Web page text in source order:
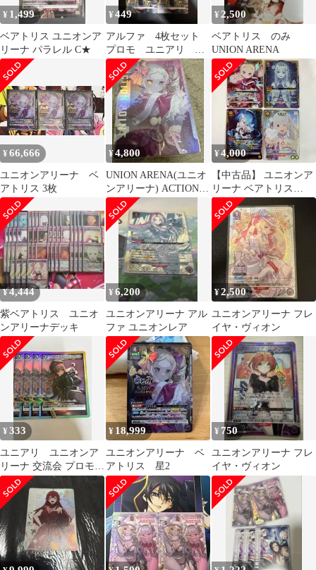
¥ 1,499
ベアトリス ユニオンア
リーナ パラレル C★
¥449
アルファ 4枚セット
プロモ ユニアリ ユ
ニオンアリーナ
¥ 2,500
ベアトリス のみ
UNION ARENA
¥66,666
ユニオンアリーナ ベ
アトリス 3枚
¥4,800
UNION ARENA(ユニオ
ンアリーナ) ACTION
POINT ベアトリス
¥4,000
【中古品】 ユニオンア
リーナ ベアトリス
UA40BT/REZ-1-077
SR1 他４枚まとめ
【073-260604-sy-11-
oto】
¥4,444
紫ベアトリス ユニオ
ンアリーナデッキ
¥6,200
ユニオンアリーナ アル
ファ ユニオンレア
¥2,500
ユニオンアリーナ フレ
イヤ・ヴィオン
¥333
ユニアリ ユニオンア
リーナ 交流会 プロモ
勝利の女神:NIKKE
UAPR/NIK-P-004 4枚セ
ット
¥ 18,999
ユニオンアリーナ ベ
アトリス 星2
¥ 750
ユニオンアリーナ フレ
イヤ・ヴィオン